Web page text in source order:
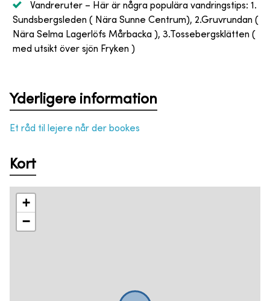
Vandreruter – Här är några populära vandringstips: 1.
Sundsbergsleden ( Nära Sunne Centrum), 2.Gruvrundan (
Nära Selma Lagerlöfs Mårbacka ), 3.Tossebergsklätten (
med utsikt över sjön Fryken )
Yderligere information
Et råd til lejere når der bookes
Kort
+
−